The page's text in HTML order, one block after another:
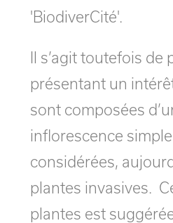
'BiodiverCité'.
Il s’agit toutefois de
présentant un
sont composées
inflorescence
considérées,
plantes invasives.
plantes est